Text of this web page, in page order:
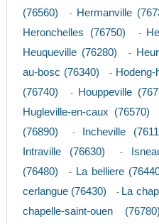
(76560)
- Hermanville
Heronchelles (76750) -
Heuqueville (76280) -
au-bosc (76340)
- Hodeng-
(76740)
- Houppeville
Hugleville-en-caux (76570)
(76890)
- Incheville
Intraville (76630) -
(76480)
- La belliere
cerlangue (76430)
- La
chapelle-saint-ouen (76780)